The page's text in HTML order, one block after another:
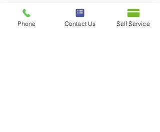
Phone Contact Us Self Service